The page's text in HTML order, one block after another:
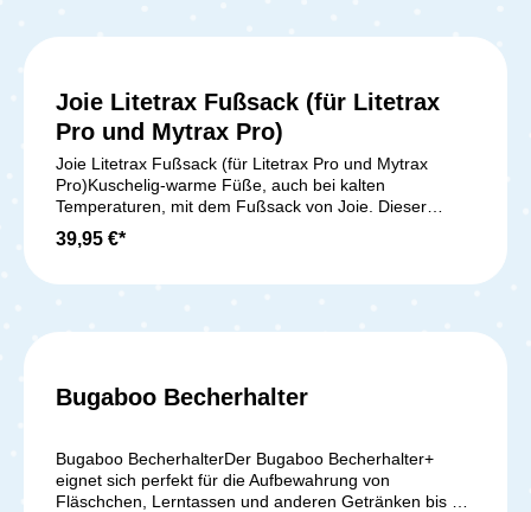
Joie Litetrax Fußsack (für Litetrax
Pro und Mytrax Pro)
Joie Litetrax Fußsack (für Litetrax Pro und Mytrax
Pro)Kuschelig-warme Füße, auch bei kalten
Temperaturen, mit dem Fußsack von Joie. Dieser
Fußsack ist eigens für den Joie Litetrax entwickelt. Ein
strapazierfähiges Innenmaterial aus Polyester hält dein
farblich passende Fußsack für deinen Joie Litetrax
Maße (LxBxH): 80 cm x 35 cm x 44 cm Material: 100%
39,95 €*
Bugaboo Becherhalter
Bugaboo BecherhalterDer Bugaboo Becherhalter+
eignet sich perfekt für die Aufbewahrung von
Fläschchen, Lerntassen und anderen Getränken bis zu